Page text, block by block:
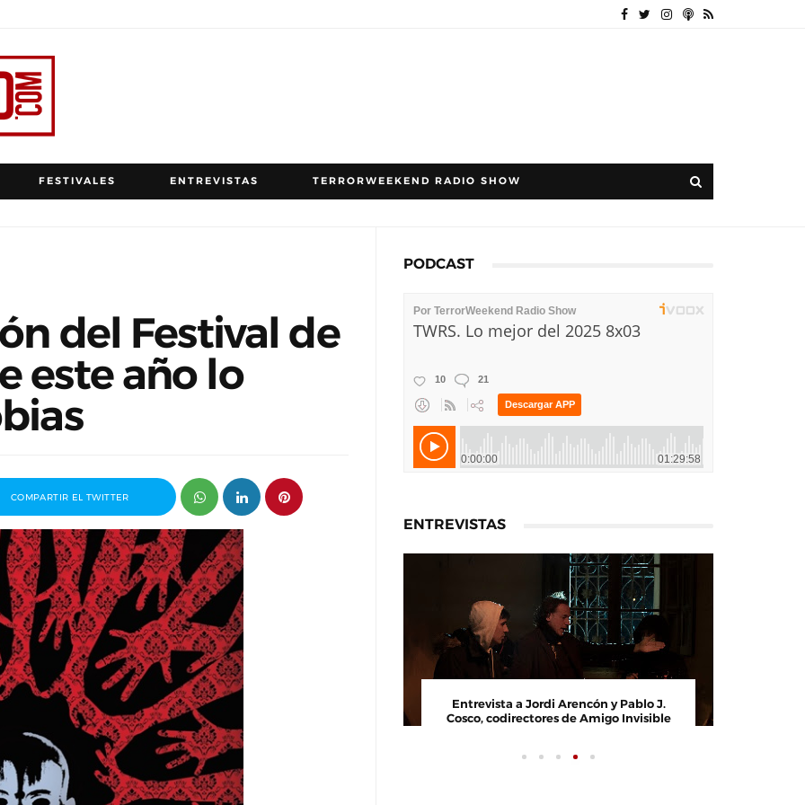
FESTIVALES ENTREVISTAS TERRORWEEKEND RADIO SHOW
del Festival de
este año lo
COMPARTIR EL TWITTER
PODCAST
ENTREVISTAS
Entrevista a Paco Arasanz, director y
guionista de Nos Veremos Esta Noche,
Entrevista a Javier Rueda, organizador
del Madd Film Market
2026